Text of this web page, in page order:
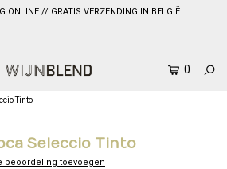
ONLINE // GRATIS VERZENDING IN BELGIË
0
Tinto
Seleccio Tinto
beoordeling toevoegen